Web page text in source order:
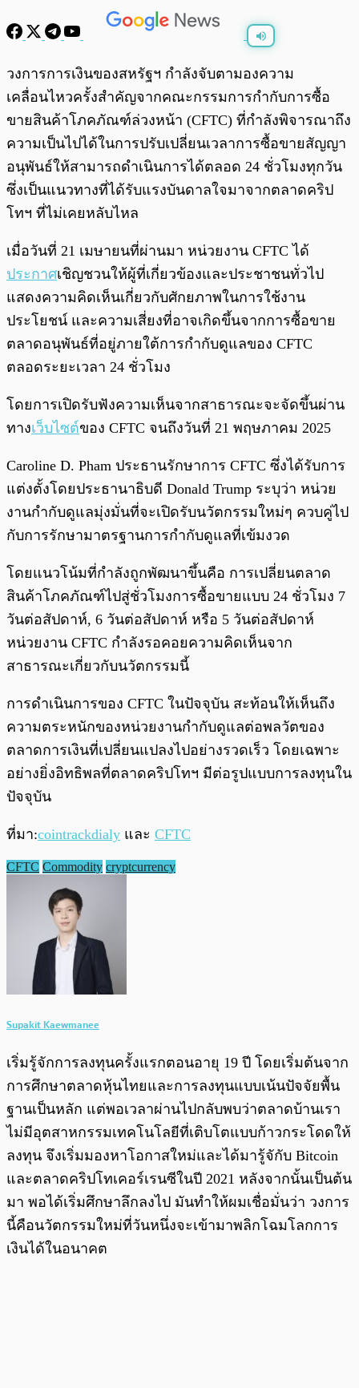
พร้อมเล่น
วงการการเงินของสหรัฐฯ กำลังจับตามองความ
เคลื่อนไหวครั้งสำคัญจากคณะกรรมการกำกับการซื้อ
ขายสินค้าโภคภัณฑ์ล่วงหน้า (CFTC) ที่กำลังพิจารณาถึง
ความเป็นไปได้ในการปรับเปลี่ยนเวลาการซื้อขายสัญญา
อนุพันธ์ให้สามารถดำเนินการได้ตลอด 24 ชั่วโมงทุกวัน
ซึ่งเป็นแนวทางที่ได้รับแรงบันดาลใจมาจากตลาดคริป
โทฯ ที่ไม่เคยหลับไหล
เมื่อวันที่ 21 เมษายนที่ผ่านมา หน่วยงาน CFTC ได้
ประกาศเชิญชวนให้ผู้ที่เกี่ยวข้องและประชาชนทั่วไป
แสดงความคิดเห็นเกี่ยวกับศักยภาพในการใช้งาน
ประโยชน์ และความเสี่ยงที่อาจเกิดขึ้นจากการซื้อขาย
ตลาดอนุพันธ์ที่อยู่ภายใต้การกำกับดูแลของ CFTC
ตลอดระยะเวลา 24 ชั่วโมง
โดยการเปิดรับฟังความเห็นจากสาธารณะจะจัดขึ้นผ่าน
ทางเว็บไซต์ของ CFTC จนถึงวันที่ 21 พฤษภาคม 2025
Caroline D. Pham ประธานรักษาการ CFTC ซึ่งได้รับการ
แต่งตั้งโดยประธานาธิบดี Donald Trump ระบุว่า หน่วย
งานกำกับดูแลมุ่งมั่นที่จะเปิดรับนวัตกรรมใหม่ๆ ควบคู่ไป
กับการรักษามาตรฐานการกำกับดูแลที่เข้มงวด
โดยแนวโน้มที่กำลังถูกพัฒนาขึ้นคือ การเปลี่ยนตลาด
สินค้าโภคภัณฑ์ไปสู่ชั่วโมงการซื้อขายแบบ 24 ชั่วโมง 7
วันต่อสัปดาห์, 6 วันต่อสัปดาห์ หรือ 5 วันต่อสัปดาห์
หน่วยงาน CFTC กำลังรอคอยความคิดเห็นจาก
สาธารณะเกี่ยวกับนวัตกรรมนี้
การดำเนินการของ CFTC ในปัจจุบัน สะท้อนให้เห็นถึง
ความตระหนักของหน่วยงานกำกับดูแลต่อพลวัตของ
ตลาดการเงินที่เปลี่ยนแปลงไปอย่างรวดเร็ว โดยเฉพาะ
อย่างยิ่งอิทธิพลที่ตลาดคริปโทฯ มีต่อรูปแบบการลงทุนใน
ปัจจุบัน
ที่มา:cointrackdialy และ CFTC
CFTC Commodity cryptcurrency
Supakit Kaewmanee
เริ่มรู้จักการลงทุนครั้งแรกตอนอายุ 19 ปี โดยเริ่มต้นจาก
การศึกษาตลาดหุ้นไทยและการลงทุนแบบเน้นปัจจัยพื้น
ฐานเป็นหลัก แต่พอเวลาผ่านไปกลับพบว่าตลาดบ้านเรา
ไม่มีอุตสาหกรรมเทคโนโลยีที่เติบโตแบบก้าวกระโดดให้
ลงทุน จึงเริ่มมองหาโอกาสใหม่และได้มารู้จักับ Bitcoin
และตลาดคริปโทเคอร์เรนซีในปี 2021 หลังจากนั้นเป็นต้น
มา พอได้เริ่มศึกษาลึกลงไป มันทำให้ผมเชื่อมั่นว่า วงการ
นี้คือนวัตกรรมใหม่ที่วันหนึ่งจะเข้ามาพลิกโฉมโลกการ
เงินได้ในอนาคต